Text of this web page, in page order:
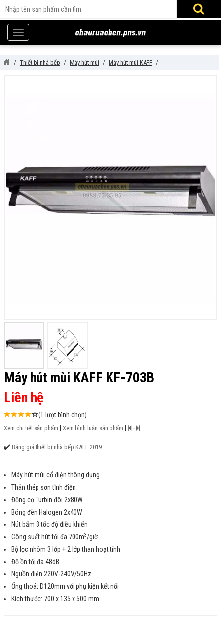
Thiết bị nhà bếp Máy hút mùi Máy hút mùi KAFF
Máy hút mùi KAFF KF-703B
Liên hệ
(1 lượt bình chọn)
Xem chi tiết sản phẩm Xem bình luận sản phẩm -
✔️ Bảng giá thiết bị nhà bếp KAFF 2019
Máy hút mùi cổ điện thông dụng
Thân thép sơn tĩnh điện
Động cơ Turbin đôi 2x80W
Bóng đèn Halogen 2x40W
Nút bấm 3 tốc độ điều khiển
Công suất hút tối đa 700m3/giờ
Bộ lọc nhôm 3 lớp + 2 lớp than hoạt tính
Độ ồn tối đa 48dB
Nguồn điện 220V-240V/50Hz
Ống thoát D120mm với phụ kiện kết nối
Kích thước: 700 x 135 x 500 mm